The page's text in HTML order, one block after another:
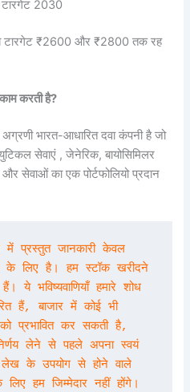
टारगेट 2030
टारगेट ₹2600 और ₹2800 तक रह
करती है?
भारत-आधारित दवा कंपनी है जो
सेवाएं , जेनेरिक, बायोसिमिलर
सेवाओं का एक पोर्टफोलियो प्रदान
प्रस्तुत जानकारी केवल
के लिए है। हम स्टॉक खरीदने
ये भविष्यवाणियाँ हमारे शोध
हैं, बाजार में कोई भी
प्रभावित कर सकती है,
लेने से पहले अपना स्वयं
लेख के उपयोग से होने वाले
हम जिम्मेदार नहीं होंगे।